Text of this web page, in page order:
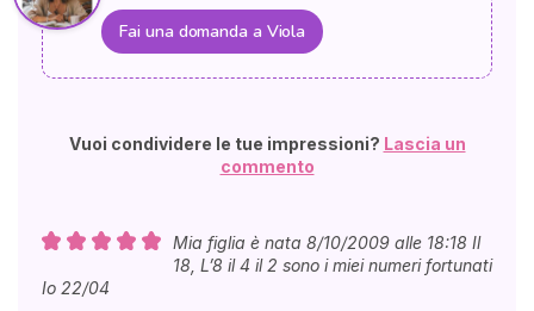
Fai una domanda a Viola
Vuoi condividere le tue impressioni? Lascia un
commento
Mia figlia è nata 8/10/2009 alle 18:18 Il
18, L’8 il 4 il 2 sono i miei numeri fortunati
Io 22/04